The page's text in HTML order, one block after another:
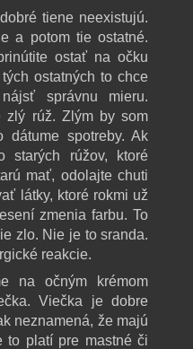
tiene neexistujú.
a potom tie ostatné.
ostať na očku
ostatných to chce
správnu mieru.
zlý rúž. Zlým by som
spotreby. Ak
starých rúžov, ktoré
mať, odolajte chuti
látky, ktoré rokmi už
zmenia farbu. To
zlo. Nie je to sranda.
reakcie.
na očným krémom
Viečka je dobre
neznamená, že majú
to platí pre mastné či